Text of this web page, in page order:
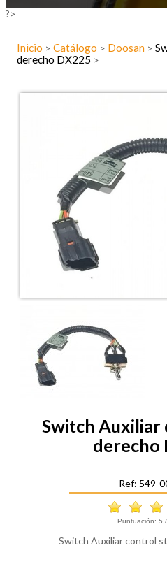
?>
Inicio > Catálogo > Doosan >
derecho DX225 >
Switch Auxiliar
derecho
Ref: 549-
Puntuación: 5
Switch Auxiliar control